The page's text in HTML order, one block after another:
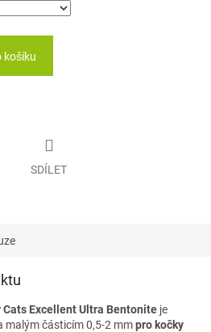
košíku
SDÍLET
Excellent Ultra Bentonite je
malým částicím 0,5-2 mmpro kočky